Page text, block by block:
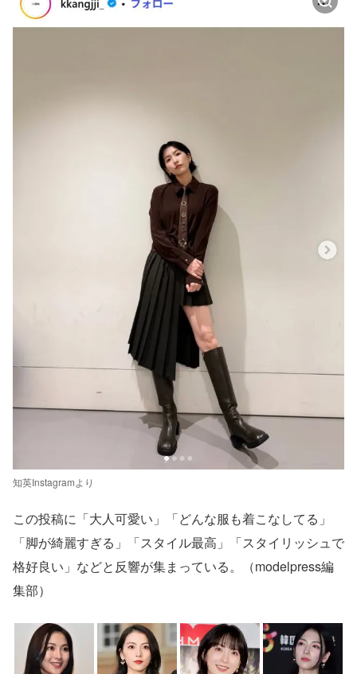
知英Instagramより
この投稿に「大人可愛い」「どんな服も着こなしてる」
「脚が綺麗すぎる」「スタイル最高」「スタイリッシュで
格好良い」などと反響が集まっている。（modelpress編
集部）